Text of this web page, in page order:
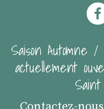
Saison Automne
actuellement